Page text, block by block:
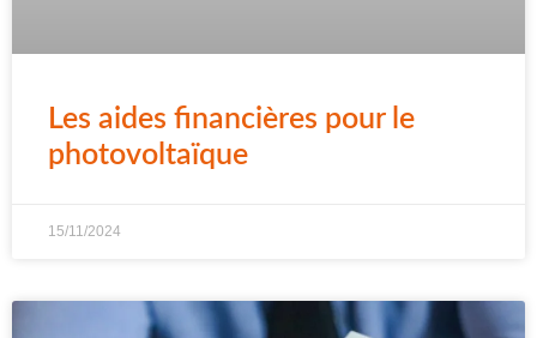
Les aides financières pour le
photovoltaïque
15/11/2024